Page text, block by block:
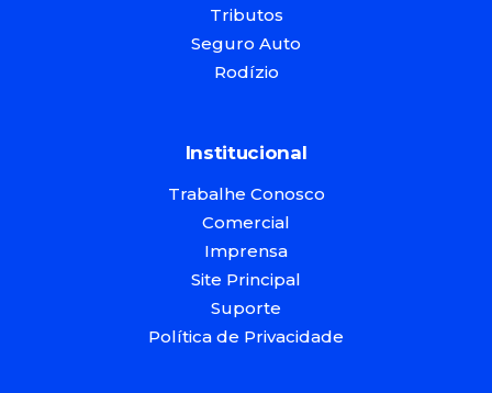
Tributos
Seguro Auto
Rodízio
Institucional
Trabalhe Conosco
Comercial
Imprensa
Site Principal
Suporte
Política de Privacidade